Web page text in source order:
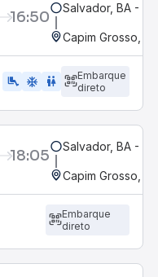
16:50 Salvador, BA -
Capim Grosso, BA
airline_seat_legroom_extra ac_unit wc
Embarque
direto
18:05 Salvador, BA -
Capim Grosso, BA
Embarque
direto